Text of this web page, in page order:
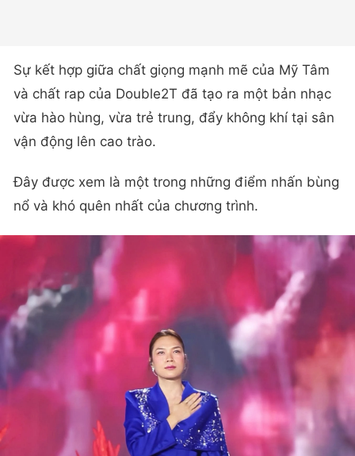
Sự kết hợp giữa chất giọng mạnh mẽ của Mỹ Tâm
và chất rap của Double2T đã tạo ra một bản nhạc
vừa hào hùng, vừa trẻ trung, đẩy không khí tại sân
vận động lên cao trào.
Đây được xem là một trong những điểm nhấn bùng
nổ và khó quên nhất của chương trình.